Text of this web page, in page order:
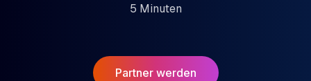
5 Minuten
Partner werden